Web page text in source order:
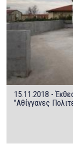
15.11.2018 -
"Αθίγγανες